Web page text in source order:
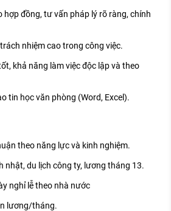
hợp đồng, tư vấn pháp lý rõ ràng, chính
nhiệm cao trong công việc.
khả năng làm việc độc lập và theo
tin học văn phòng (Word, Excel).
theo năng lực và kinh nghiệm.
nhật, du lịch công ty, lương tháng 13.
nghỉ lễ theo nhà nước
lương/tháng.